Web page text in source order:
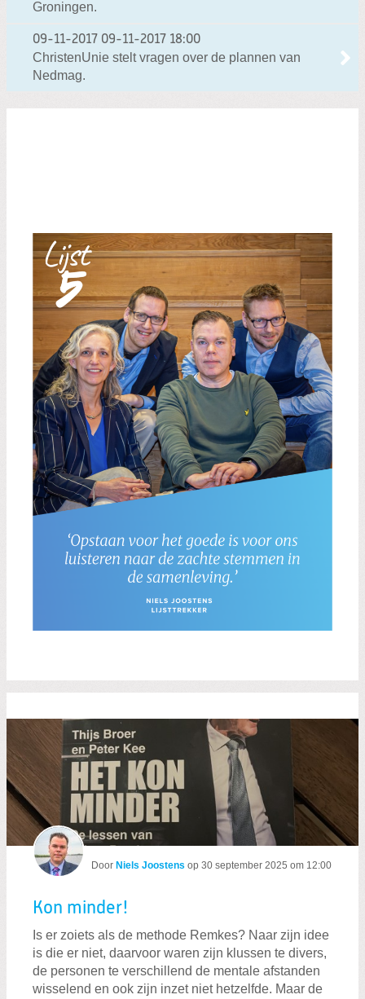
Groningen.
09-11-2017 09-11-2017 18:00
ChristenUnie stelt vragen over de plannen van
Nedmag.
Door Niels Joostens op 30 september 2025 om 12:00
Kon minder!
Is er zoiets als de methode Remkes? Naar zijn idee
is die er niet, daarvoor waren zijn klussen te divers,
de personen te verschillend de mentale afstanden
wisselend en ook zijn inzet niet hetzelfde. Maar de